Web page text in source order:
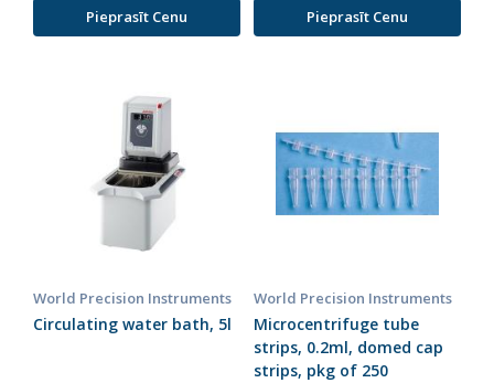
Pieprasīt Cenu Pieprasīt Cenu
World Precision Instruments
Circulating water bath, 5l
World Precision Instruments
Microcentrifuge tube
strips, 0.2ml, domed cap
strips, pkg of 250